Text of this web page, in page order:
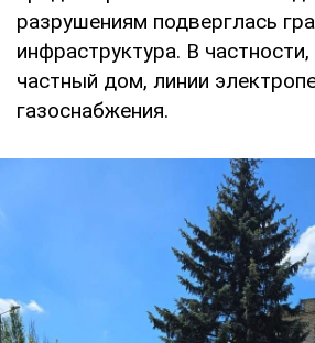
разрушениям подверглась
инфраструктура. В
частный дом, линии
газоснабжения.